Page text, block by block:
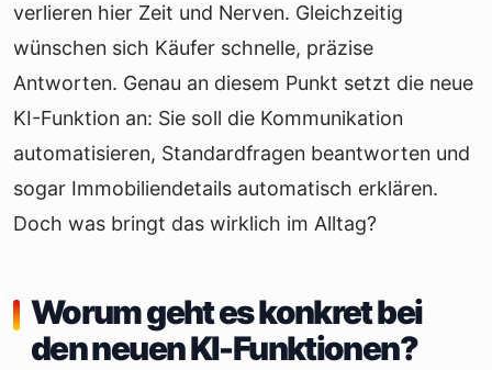
verlieren hier Zeit und Nerven. Gleichzeitig
wünschen sich Käufer schnelle, präzise
Antworten. Genau an diesem Punkt setzt die neue
KI-Funktion an: Sie soll die Kommunikation
automatisieren, Standardfragen beantworten und
sogar Immobiliendetails automatisch erklären.
Doch was bringt das wirklich im Alltag?
Worum geht es konkret bei
den neuen KI-Funktionen?